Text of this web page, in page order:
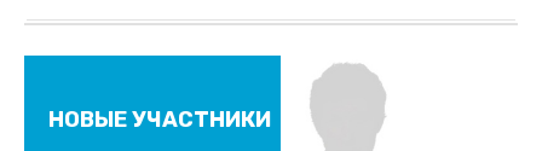
НОВЫЕ УЧАСТНИКИ